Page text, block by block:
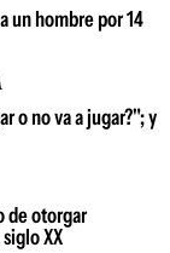
un hombre por 14
o no va a jugar?"; y
de otorgar
XX